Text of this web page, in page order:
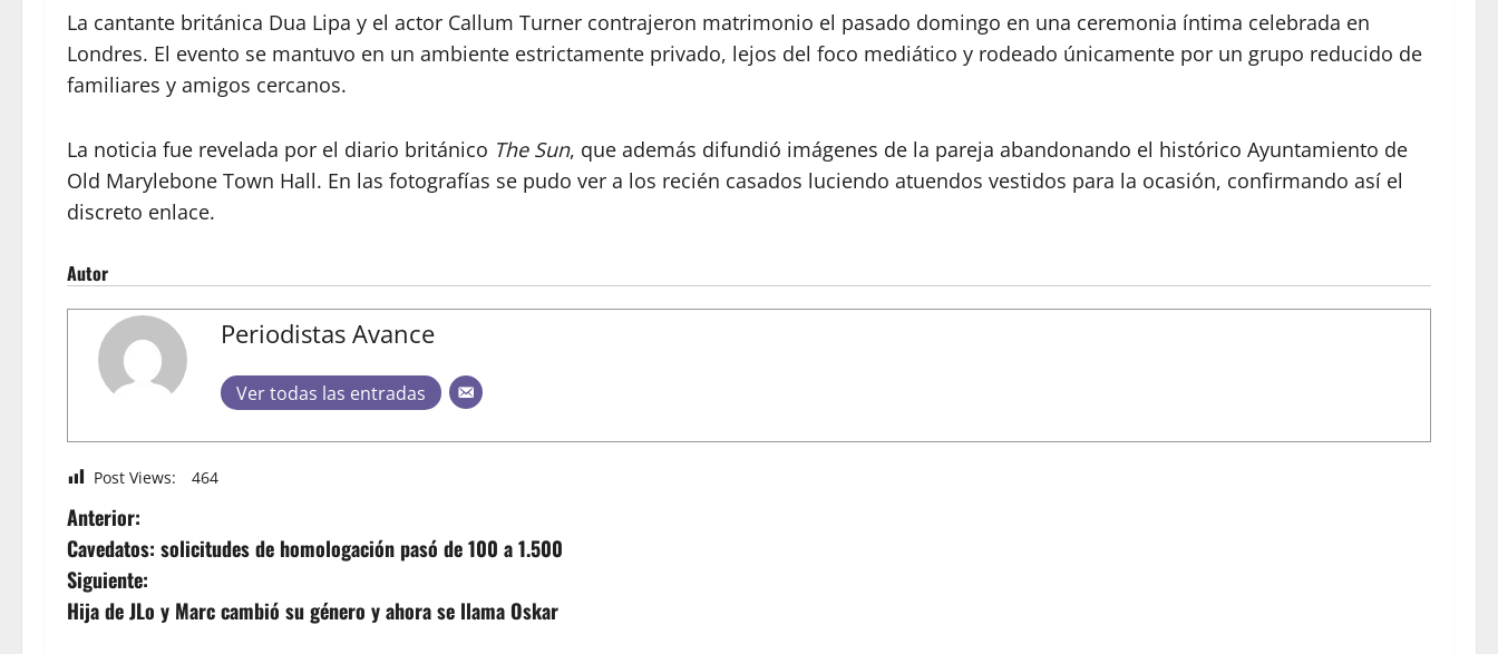
La cantante británica Dua Lipa y el actor Callum Turner contrajeron matrimonio el pasado domingo en una ceremonia íntima celebrada en
Londres. El evento se mantuvo en un ambiente estrictamente privado, lejos del foco mediático y rodeado únicamente por un grupo reducido de
familiares y amigos cercanos.
La noticia fue revelada por el diario británico The Sun, que además difundió imágenes de la pareja abandonando el histórico Ayuntamiento de
Old Marylebone Town Hall. En las fotografías se pudo ver a los recién casados luciendo atuendos vestidos para la ocasión, confirmando así el
discreto enlace.
Autor
Periodistas Avance
Ver todas las entradas
Post Views: 464
Anterior:
Cavedatos: solicitudes de homologación pasó de 100 a 1.500
Siguiente:
Hija de JLo y Marc cambió su género y ahora se llama Oskar